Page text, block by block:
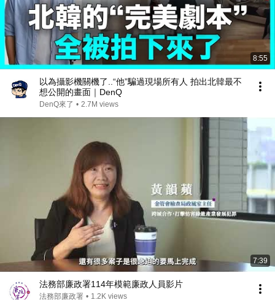
8:55
以為攝影機關機了..“他”騙過現場所有人 拍出北韓最不
想公開的畫面｜DenQ
DenQ來了 • 2.7M views
7:39
法務部廉政署114年模範廉政人員影片
法務部廉政署 • 1.2K views